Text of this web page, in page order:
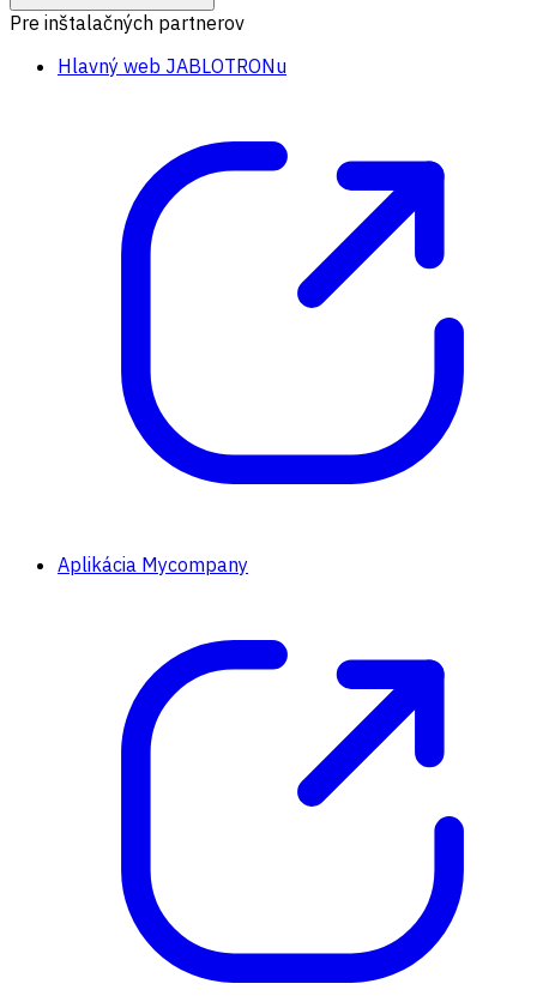
Pre inštalačných partnerov
Hlavný web JABLOTRONu
Aplikácia Mycompany